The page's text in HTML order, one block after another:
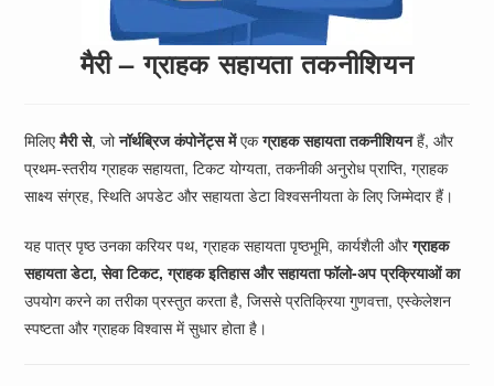
मैरी – ग्राहक सहायता तकनीशियन
मिलिएमैरी से, जोनॉर्थब्रिज कंपोनेंट्स मेंएकग्राहक सहायता तकनीशियनहैं, और
प्रथम-स्तरीय ग्राहक सहायता, टिकट योग्यता, तकनीकी अनुरोध प्राप्ति, ग्राहक
साक्ष्य संग्रह, स्थिति अपडेट और सहायता डेटा विश्वसनीयता के लिए जिम्मेदार हैं।
यह पात्र पृष्ठ उनका करियर पथ, ग्राहक सहायता पृष्ठभूमि, कार्यशैली औरग्राहक
सहायता डेटा, सेवा टिकट, ग्राहक इतिहास और सहायता फॉलो-अप प्रक्रियाओं का
उपयोग करने का तरीका प्रस्तुत करता है, जिससे प्रतिक्रिया गुणवत्ता, एस्केलेशन
स्पष्टता और ग्राहक विश्वास में सुधार होता है।